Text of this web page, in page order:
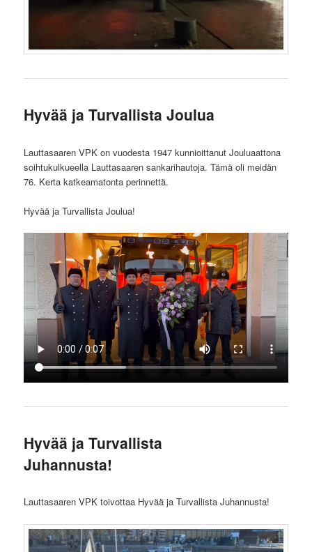
Hyvää ja Turvallista Joulua
Lauttasaaren VPK on vuodesta 1947 kunnioittanut Jouluaattona
soihtukulkueella Lauttasaaren sankarihautoja. Tämä oli meidän
76. Kerta katkeamatonta perinnettä.
Hyvää ja Turvallista Joulua!
Hyvää ja Turvallista
Juhannusta!
Lauttasaaren VPK toivottaa Hyvää ja Turvallista Juhannusta!